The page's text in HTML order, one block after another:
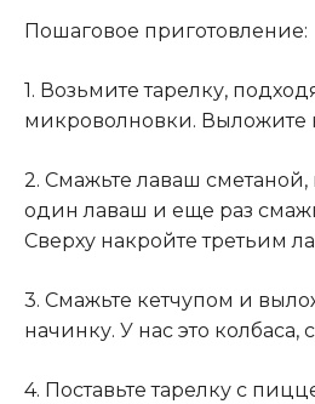
Пошаговое приготовление:
1. Возьмите тарелку,
микроволновки. Выложите
2. Смажьте лаваш
один лаваш и еще раз
Сверху накройте третьим
3. Смажьте кетчупом и
начинку. У нас это
4. Поставьте тарелку с